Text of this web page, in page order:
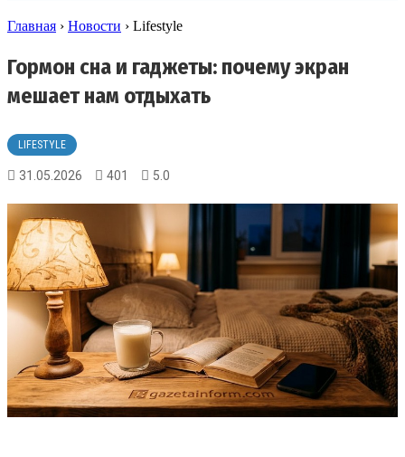
Главная › Новости › Lifestyle
Гормон сна и гаджеты: почему экран
мешает нам отдыхать
LIFESTYLE
31.05.2026 401 5.0